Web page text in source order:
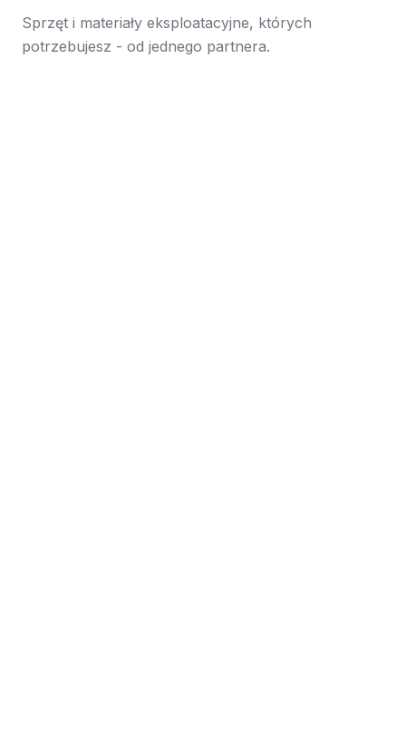
Sprzęt i materiały eksploatacyjne, których
potrzebujesz - od jednego partnera.